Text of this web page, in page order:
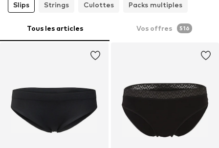
Slips
Strings Culottes Packs multiples
Tous les articles Vos offres 516